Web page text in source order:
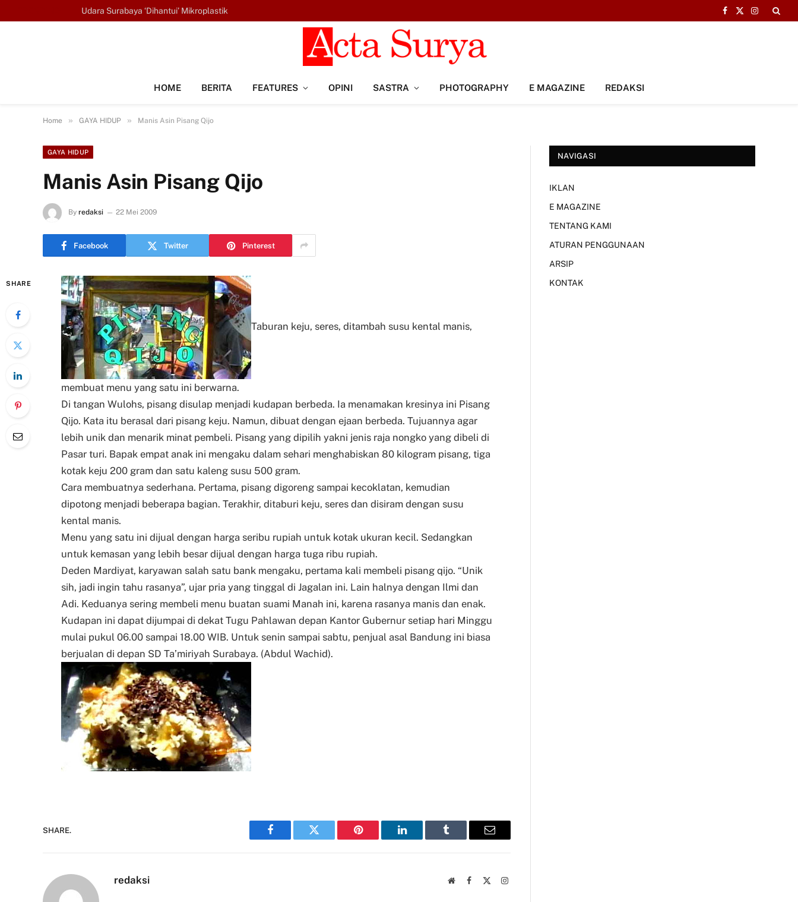
Udara Surabaya ‘Dihantui’ Mikroplastik
Facebook
X
Instagram
HOME BERITA FEATURES OPINI SASTRA PHOTOGRAPHY E MAGAZINE REDAKSI
Home » GAYA HIDUP » Manis Asin Pisang Qijo
GAYA HIDUP
Manis Asin Pisang Qijo
By redaksi 22 Mei 2009
Facebook Twitter Pinterest
SHARE
Taburan keju, seres, ditambah susu kental manis,
membuat menu yang satu ini berwarna.
Di tangan Wulohs, pisang disulap menjadi kudapan berbeda. Ia menamakan kresinya ini Pisang
Qijo. Kata itu berasal dari pisang keju. Namun, dibuat dengan ejaan berbeda. Tujuannya agar
lebih unik dan menarik minat pembeli. Pisang yang dipilih yakni jenis raja nongko yang dibeli di
Pasar turi. Bapak empat anak ini mengaku dalam sehari menghabiskan 80 kilogram pisang, tiga
kotak keju 200 gram dan satu kaleng susu 500 gram.
Cara membuatnya sederhana. Pertama, pisang digoreng sampai kecoklatan, kemudian
dipotong menjadi beberapa bagian. Terakhir, ditaburi keju, seres dan disiram dengan susu
kental manis.
Menu yang satu ini dijual dengan harga seribu rupiah untuk kotak ukuran kecil. Sedangkan
untuk kemasan yang lebih besar dijual dengan harga tuga ribu rupiah.
Deden Mardiyat, karyawan salah satu bank mengaku, pertama kali membeli pisang qijo. “Unik
sih, jadi ingin tahu rasanya”, ujar pria yang tinggal di Jagalan ini. Lain halnya dengan Ilmi dan
Adi. Keduanya sering membeli menu buatan suami Manah ini, karena rasanya manis dan enak.
Kudapan ini dapat dijumpai di dekat Tugu Pahlawan depan Kantor Gubernur setiap hari Minggu
mulai pukul 06.00 sampai 18.00 WIB. Untuk senin sampai sabtu, penjual asal Bandung ini biasa
berjualan di depan SD Ta’miriyah Surabaya. (Abdul Wachid).
SHARE.
Facebook Twitter Pinterest LinkedIn Tumblr Email
redaksi WebsiteFacebook Instagram
NAVIGASI
IKLAN
E MAGAZINE
TENTANG KAMI
ATURAN PENGGUNAAN
ARSIP
KONTAK